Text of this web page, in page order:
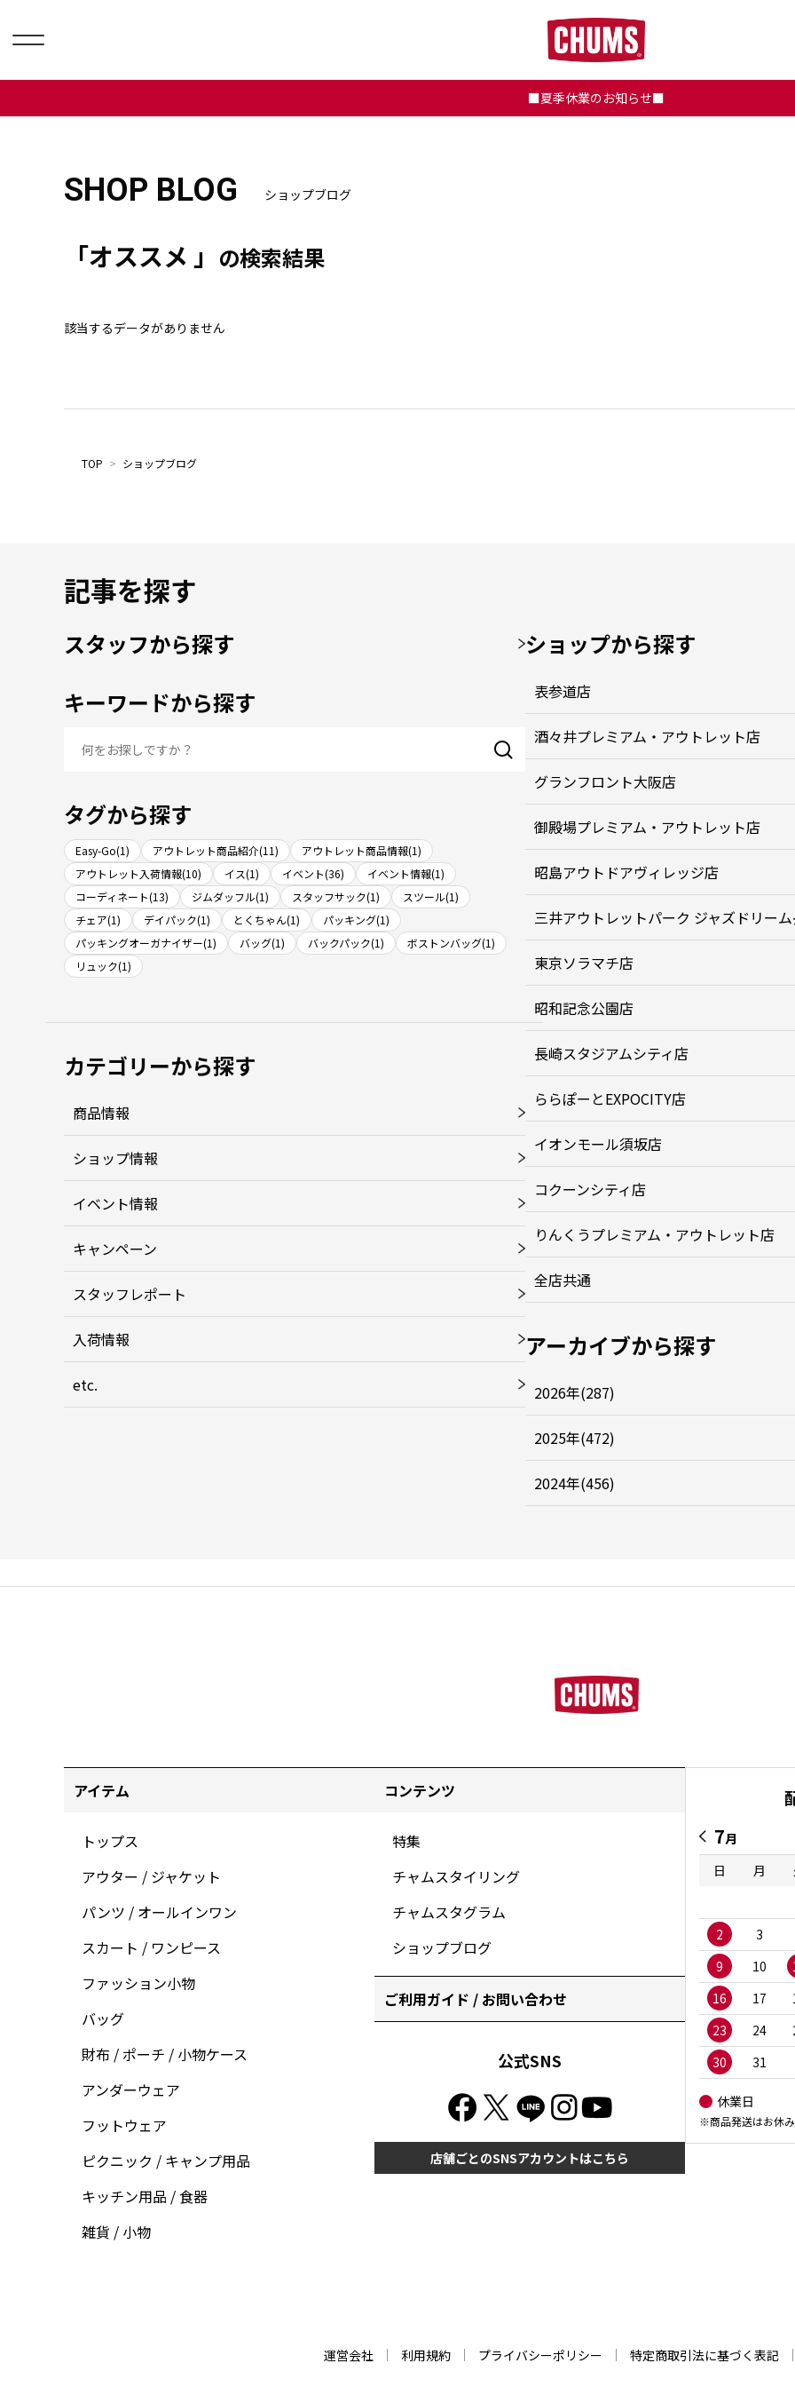
■夏季休業のお知らせ■
SHOP BLOG ショップブログ
「オススメ 」 の検索結果
該当するデータがありません
TOP > ショップブログ
記事を探す
スタッフから探す
キーワードから探す
タグから探す
Easy-Go(1) アウトレット商品紹介(11)
アウトレット商品情報(1)
アウトレット入荷情報(10)
イス(1) イベント(36)
イベント情報(1)
コーディネート(13)
ジムダッフル(1) スタッフサック(1)
スツール(1)
チェア(1)
デイパック(1) とくちゃん(1)
パッキング(1)
パッキングオーガナイザー(1)
バッグ(1) バックパック(1)
ボストンバッグ(1)
リュック(1)
カテゴリーから探す
商品情報
ショップ情報
イベント情報
キャンペーン
スタッフレポート
入荷情報
etc.
ショップから探す
表参道店
酒々井プレミアム・アウトレット店
グランフロント大阪店
御殿場プレミアム・アウトレット店
昭島アウトドアヴィレッジ店
三井アウトレットパーク ジャズドリー
東京ソラマチ店
昭和記念公園店
長崎スタジアムシティ店
ららぽーとEXPOCITY店
イオンモール須坂店
コクーンシティ店
りんくうプレミアム・アウトレット店
全店共通
アーカイブから探す
2026年(287)
2025年(472)
2024年(456)
アイテム
トップス
アウター / ジャケット
パンツ / オールインワン
スカート / ワンピース
ファッション小物
バッグ
財布 / ポーチ / 小物ケース
アンダーウェア
フットウェア
ピクニック / キャンプ用品
キッチン用品 / 食器
雑貨 / 小物
コンテンツ
特集
チャムスタイリング
チャムスタグラム
ショップブログ
ご利用ガイド / お問い合わせ
公式SNS
店舗ごとのSNSアカウントはこちら
7月
日
月
2
3
9
10
16
17
23
24
30
31
休業日
※商品発送はお休
運営会社 利用規約 プライバシーポリシー 特定商取引法に基づく表記